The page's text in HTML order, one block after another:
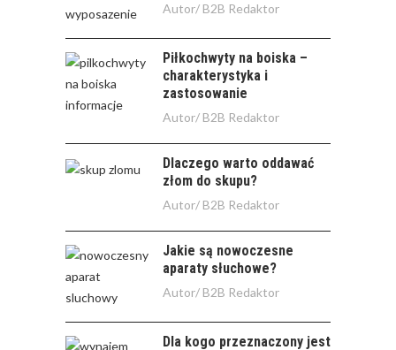
Autor/ B2B Redaktor
Piłkochwyty na boiska –
charakterystyka i
zastosowanie
Autor/ B2B Redaktor
Dlaczego warto oddawać
złom do skupu?
Autor/ B2B Redaktor
Jakie są nowoczesne
aparaty słuchowe?
Autor/ B2B Redaktor
Dla kogo przeznaczony jest